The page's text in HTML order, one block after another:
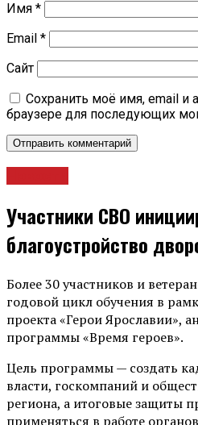
Имя *
Email *
Сайт
Сохранить моё имя, email и
браузере для последующих
Участники СВО
благоустройство
Более 30 участников и
годовой цикл обучения в
проекта «Герои Ярославии»,
программы «Время героев».
Цель программы — создать
власти, госкомпаний и
региона, а итоговые защиты
применяться в работе